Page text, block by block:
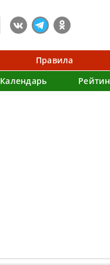
Правила
Календарь